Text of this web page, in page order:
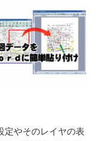
定やそのレイヤの表